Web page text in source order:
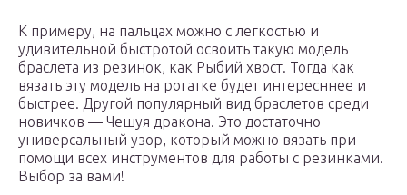
К примеру, на пальцах можно с легкостью и
удивительной быстротой освоить такую модель
браслета из резинок, как Рыбий хвост. Тогда как
вязать эту модель на рогатке будет интересннее и
быстрее. Другой популярный вид браслетов среди
новичков — Чешуя дракона. Это достаточно
универсальный узор, который можно вязать при
помощи всех инструментов для работы с резинками.
Выбор за вами!